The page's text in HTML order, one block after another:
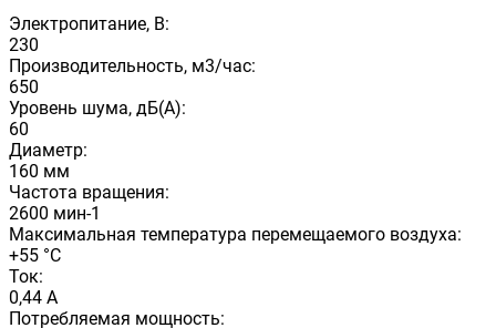
Электропитание, В:
230
Производительность, м3/час:
650
Уровень шума, дБ(А):
60
Диаметр:
160 мм
Частота вращения:
2600 мин-1
Максимальная температура перемещаемого воздуха:
+55 °С
Ток:
0,44 А
Потребляемая мощность: